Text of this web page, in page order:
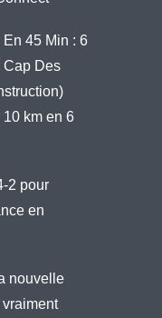
45 Min : 6
Cap Des
km en 6
2 pour
en
nouvelle